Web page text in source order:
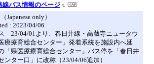
線バス情報のページ
Japanese only）
: 2023/04/06
23/04/01より、春日井線・高蔵寺ニュータウ
療療育総合センター」発着系統を施設内へ延
「県医療療育総合センター」バス停を「春日井
ンター口」に改称（23/04/06追加）